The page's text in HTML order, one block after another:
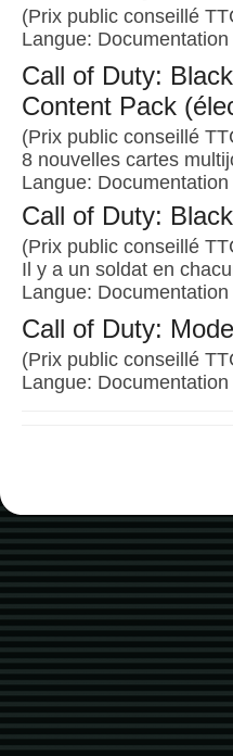
(Prix public conseillé
Langue:
Call of Duty:
Content Pack
(Prix public conseillé
8 nouvelles cartes
Langue:
Call of Duty:
(Prix public conseillé
Il y a un soldat en
Langue:
Call of Duty:
(Prix public conseillé
Langue: